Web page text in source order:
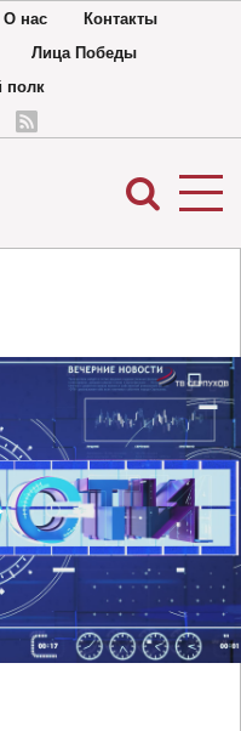
О нас
Контакты
Лица Победы
полк